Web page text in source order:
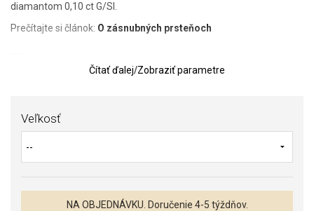
diamantom 0,10 ct G/SI.
Prečítajte si článok: O zásnubných prsteňoch
požiadavky.
Čítať ďalej/Zobraziť parametre
Veľkosť
NA OBJEDNÁVKU. Doručenie 4-5 týždňov.